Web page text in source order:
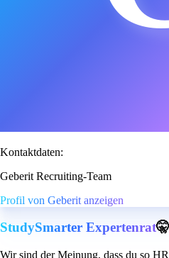
Kontaktdaten:
Geberit Recruiting-Team
Profil von Geberit anzeigen
StudySmarter Expertenrat🤫
Wir sind der Meinung, dass du so